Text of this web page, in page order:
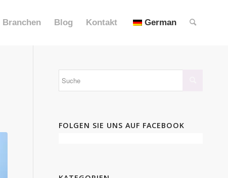
Branchen Blog Kontakt German
FOLGEN SIE UNS AUF FACEBOOK